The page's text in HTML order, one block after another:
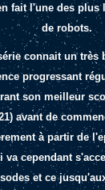
fait l'une des plus
de robots.
connait un très
progressant
son meilleur
avant de
à partir de
va cependant
et ce